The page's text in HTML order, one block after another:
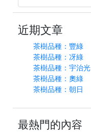
尋
近期文章
茶樹品種：豐綠
茶樹品種：冴綠
茶樹品種：宇治光
茶樹品種：奧綠
茶樹品種：朝日
最熱門的內容